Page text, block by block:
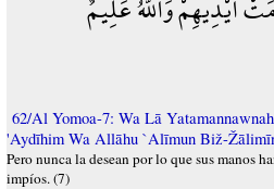
62/Al Yomoa-7: Wa Lā
'Aydīhim Wa Allāhu `Alīmun Biž-
Pero nunca la desean por lo que sus manos
impíos. (7)